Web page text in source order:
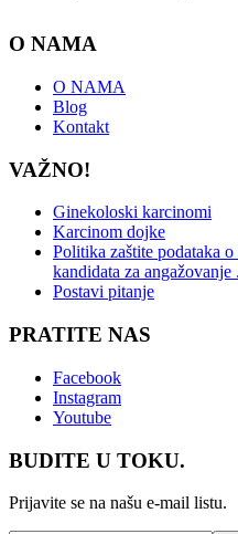
O NAMA
O NAMA
Blog
Kontakt
VAŽNO!
Ginekoloski karcinomi
Karcinom dojke
Politika zaštite podataka
kandidata za angažovanje .
Postavi pitanje
PRATITE NAS
Facebook
Instagram
Youtube
BUDITE U TOKU.
Prijavite se na našu e-mail listu.